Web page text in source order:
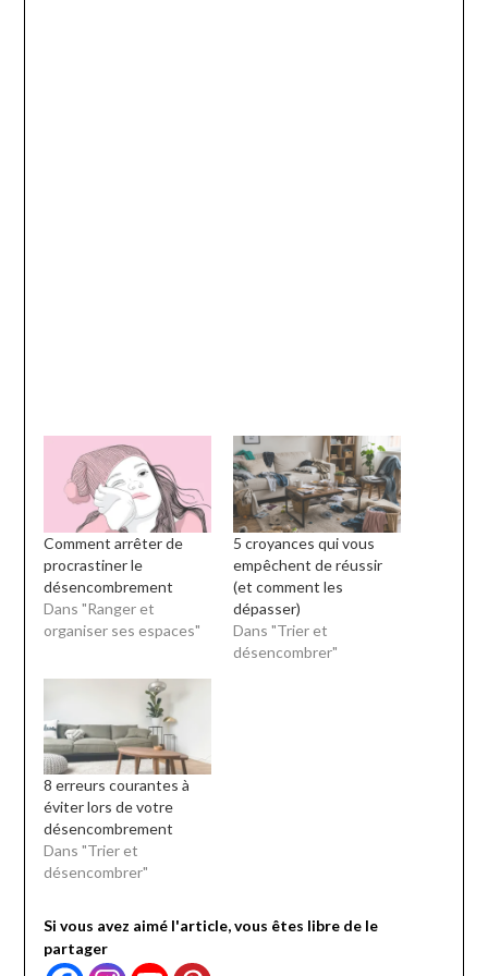
Comment arrêter de
procrastiner le
désencombrement
Dans "Ranger et
organiser ses espaces"
5 croyances qui vous
empêchent de réussir
(et comment les
dépasser)
Dans "Trier et
désencombrer"
8 erreurs courantes à
éviter lors de votre
désencombrement
Dans "Trier et
désencombrer"
Si vous avez aimé l'article, vous êtes libre de le
partager